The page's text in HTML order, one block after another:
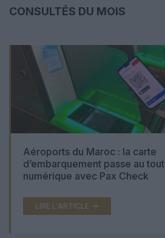
CONSULTÉS DU MOIS
Aéroports du Maroc : la carte
d’embarquement passe au tout
numérique avec Pax Check
LIRE L'ARTICLE